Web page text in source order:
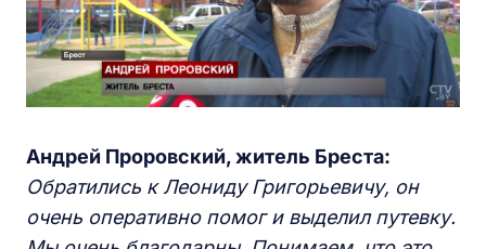
Андрей Проровский, житель Бреста:
Обратились к Леониду Григорьевичу, он
очень оперативно помог и выделил путевку.